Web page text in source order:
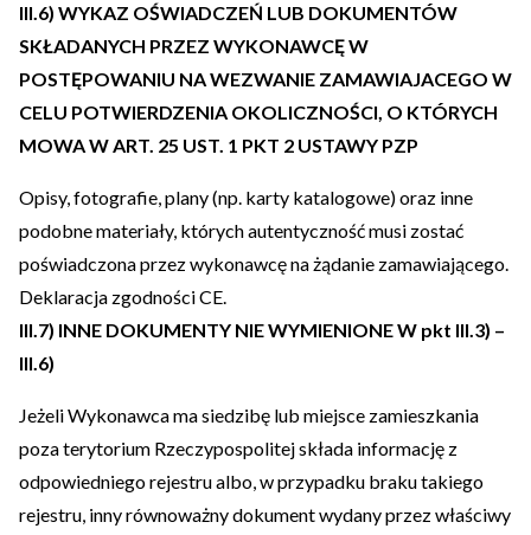
III.6) WYKAZ OŚWIADCZEŃ LUB DOKUMENTÓW
SKŁADANYCH PRZEZ WYKONAWCĘ W
POSTĘPOWANIU NA WEZWANIE ZAMAWIAJACEGO W
CELU POTWIERDZENIA OKOLICZNOŚCI, O KTÓRYCH
MOWA W ART. 25 UST. 1 PKT 2 USTAWY PZP
Opisy, fotografie, plany (np. karty katalogowe) oraz inne
podobne materiały, których autentyczność musi zostać
poświadczona przez wykonawcę na żądanie zamawiającego.
Deklaracja zgodności CE.
III.7) INNE DOKUMENTY NIE WYMIENIONE W pkt III.3) –
III.6)
Jeżeli Wykonawca ma siedzibę lub miejsce zamieszkania
poza terytorium Rzeczypospolitej składa informację z
odpowiedniego rejestru albo, w przypadku braku takiego
rejestru, inny równoważny dokument wydany przez właściwy